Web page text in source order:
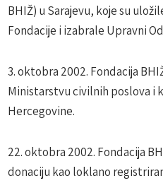
BHIŽ) u Sarajevu, koje su
Fondacije i izabrale Upravni
3. oktobra 2002. Fondacija
Ministarstvu civilnih poslova i
Hercegovine.
22. oktobra 2002. Fondacija
donaciju kao loklano